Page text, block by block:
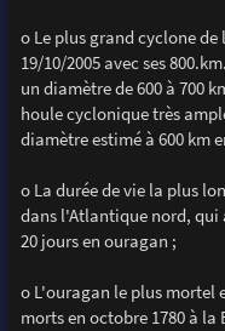
o Le plus grand cyclone
19/10/2005 avec ses
un diamètre de 600 à 700
houle cyclonique très
diamètre estimé à 600 km
o La durée de vie la plus
dans l'Atlantique nord, qui
20 jours en ouragan ;
o L'ouragan le plus mortel
morts en octobre 1780 à